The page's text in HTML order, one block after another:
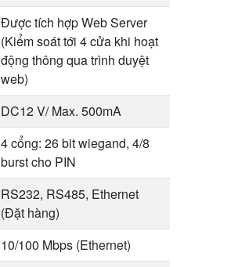
Được tích hợp Web Server
(Kiểm soát tới 4 cửa khi hoạt
động thông qua trình duyệt
web)
DC12 V/ Max. 500mA
4 cổng: 26 bit wiegand, 4/8
burst cho PIN
RS232, RS485, Ethernet
(Đặt hàng)
10/100 Mbps (Ethernet)